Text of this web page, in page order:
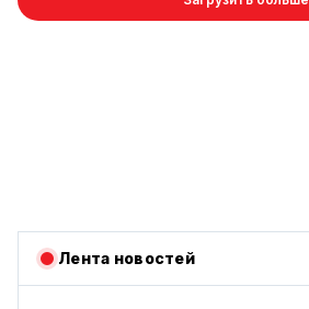
Лента новостей